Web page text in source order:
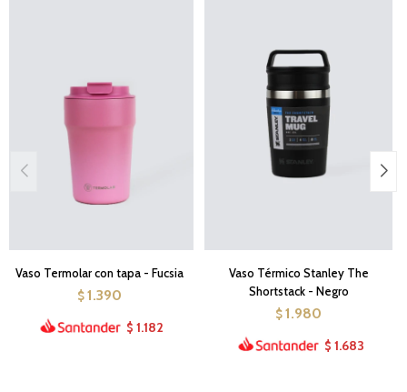
Vaso Termolar con tapa - Fucsia
$ 1.390
$ 1.182
Vaso Térmico Stanley The
Shortstack - Negro
$ 1.980
$ 1.683